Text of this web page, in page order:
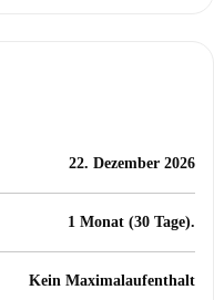
22. Dezember 2026
1 Monat (30 Tage).
Kein Maximalaufenthalt